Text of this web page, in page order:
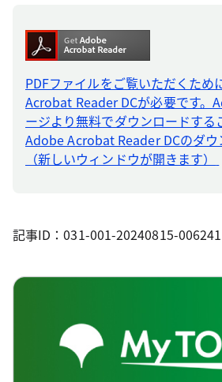
PDFファイルをご覧いただくため
Acrobat Reader DCが必要です。
ージより無料でダウンロードする
Adobe Acrobat Reader DCのダ
（新しいウィンドウが開きます）
記事ID：031-001-20240815-006241